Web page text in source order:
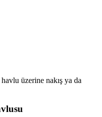
üzerine nakış ya da